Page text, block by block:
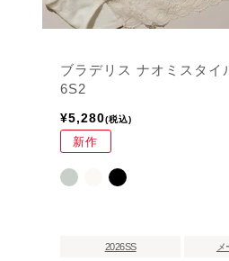
ブラデリス ナオミスタイ
6S2
¥5,280 税込
新作
2026SS